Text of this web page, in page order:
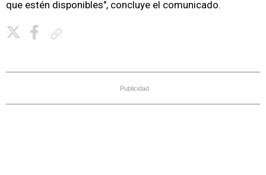
que estén disponibles", concluye el comunicado.
Publicidad